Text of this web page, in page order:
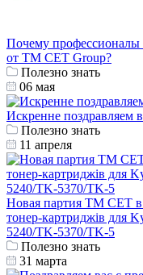
Почему
от ТМ CET Group?
Полезно знать
06 мая
Искренне поздравляем
Полезно знать
11 апреля
Новая партия ТМ СЕТ в
тонер-картриджів для
5240/TK-5370/TK-5
Полезно знать
31 марта